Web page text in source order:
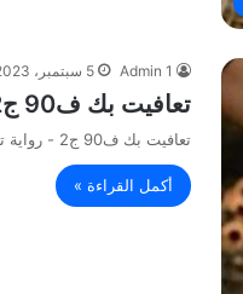
Admin 1 5 سبتمبر، 2023
تعافيت بك ف90 ج2 – رواية تعافيت بك PDF
تعافيت بك ف90 ج2 - رواية تعافيت بك PDF
أكمل القراءة »